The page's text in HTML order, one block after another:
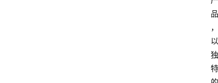
品
，
以
独
特